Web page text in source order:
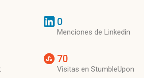
0
Menciones de Linkedin
70
Visitas en StumbleUpon